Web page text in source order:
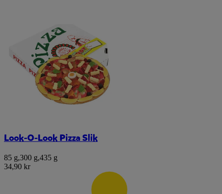
Look-O-Look Pizza Slik
85 g,300 g,435 g
34,90 kr